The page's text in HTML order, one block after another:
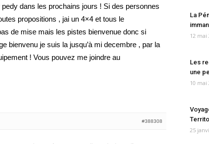
dans les prochains jours ! Si des personnes
propositions , jai un 4×4 et tous le
de mise mais les pistes bienvenue donc si
bienvenu je suis la jusqu’à mi decembre , par la
! Vous pouvez me joindre au
#388308
La
12 mai
Les
une
10 mai
25